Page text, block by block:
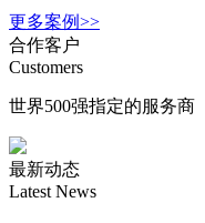
更多案例>>
合作客户
Customers
世界500强指定的服务商
最新动态
Latest News